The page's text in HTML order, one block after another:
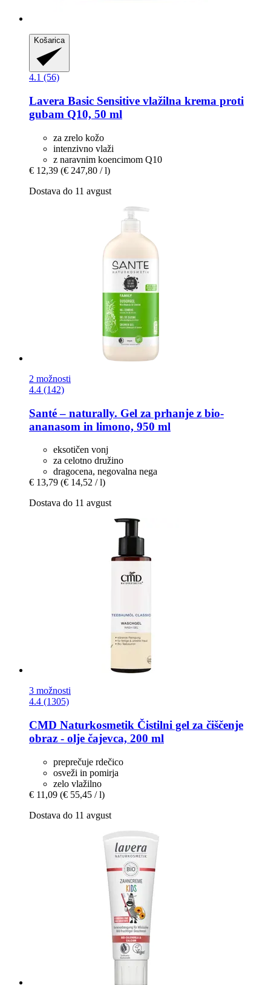
Košarica
4.1 (56)
Lavera Basic Sensitive vlažilna krema proti
gubam Q10, 50 ml
za zrelo kožo
intenzivno vlaži
z naravnim koencimom Q10
€ 12,39 (€ 247,80 / l)
Dostava do 11 avgust
2 možnosti
4.4 (142)
Santé – naturally. Gel za prhanje z bio-​
ananasom in limono, 950 ml
eksotičen vonj
za celotno družino
dragocena, negovalna nega
€ 13,79 (€ 14,52 / l)
Dostava do 11 avgust
3 možnosti
4.4 (1305)
CMD Naturkosmetik Čistilni gel za čiščenje
obraz -​ olje čajevca, 200 ml
preprečuje rdečico
osveži in pomirja
zelo vlažilno
€ 11,09 (€ 55,45 / l)
Dostava do 11 avgust